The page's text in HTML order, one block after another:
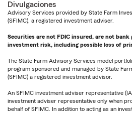
Divulgaciones
Advisory Services provided by State Farm
(SFIMC), a registered investment adviser.
Securities are not FDIC insured, are not
investment risk, including possible loss of
The State Farm Advisory Services model
program sponsored and managed by State
(SFIMC) a registered investment advisor.
An SFIMC investment adviser representative
investment adviser representative only when
behalf of SFIMC. In addition to acting as an